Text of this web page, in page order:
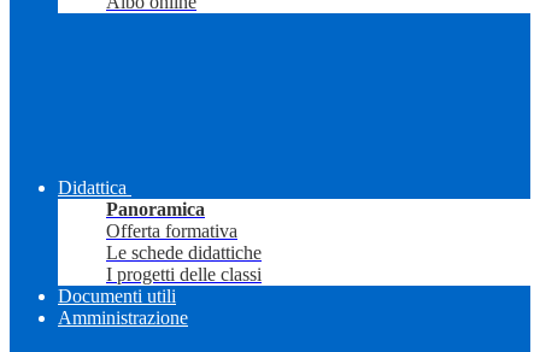
Didattica
Panoramica
Offerta formativa
Le schede didattiche
I progetti delle classi
Documenti utili
Amministrazione